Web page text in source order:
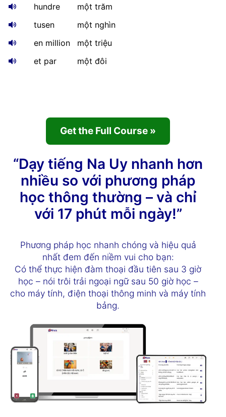
hundre
một trăm
tusen
một nghìn
en million
một triệu
et par
một đôi
Get the Full Course »
“Dạy tiếng Na Uy nhanh hơn
nhiều so với phương pháp
học thông thường – và chỉ
với 17 phút mỗi ngày!”
Phương pháp học nhanh chóng và hiệu quả
nhất đem đến niềm vui cho bạn:
Có thể thực hiện đàm thoại đầu tiên sau 3 giờ
học – nói trôi trải ngoại ngữ sau 50 giờ học –
cho máy tính, điện thoại thông minh và máy tính
bảng.